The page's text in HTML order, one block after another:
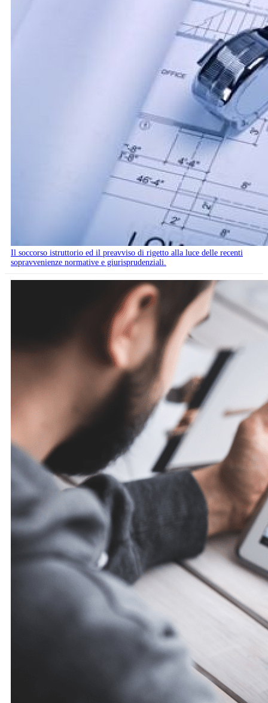
Il soccorso istruttorio ed il preavviso di rigetto alla luce delle recenti
sopravvenienze normative e giurisprudenziali.